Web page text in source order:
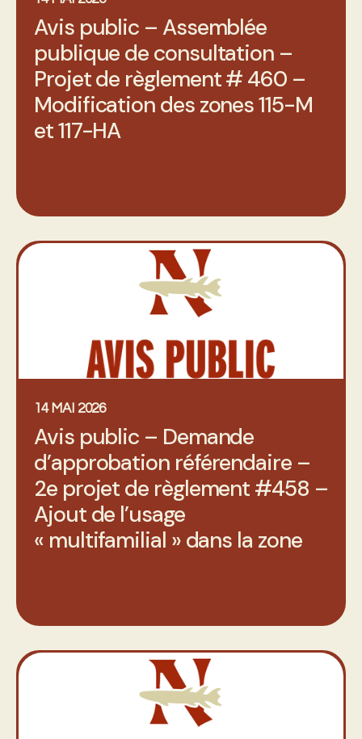
Avis public – Assemblée
publique de consultation –
Projet de règlement # 460 –
Modification des zones 115-M
et 117-HA
14 MAI 2026
Avis public – Demande
d’approbation référendaire –
2e projet de règlement #458 –
Ajout de l’usage
« multifamilial » dans la zone